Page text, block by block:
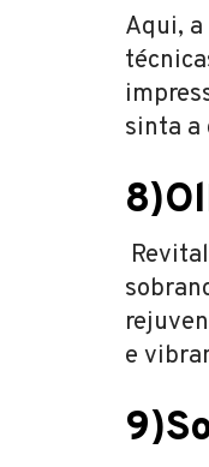
Aqui,
sinta a
e